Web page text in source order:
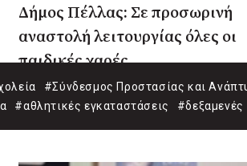
Δήμος Πέλλας: Σε προσωρινή
αναστολή λειτουργίας όλες οι
παιδικές χαρές
#Σύνδεσμος Προστασίας και
#αθλητικές εγκαταστάσεις #δεξαμενές